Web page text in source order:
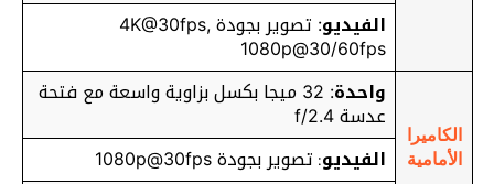
الفيديو: تصوير بجودة4K@30fps,
1080p@30/60fps
الكاميرا
الأمامية
واحدة : 32 ميجا بكسل بزاوية واسعة مع فتحة
عدسة f/2.4
الفيديو: تصوير بجودة 1080p@30fps